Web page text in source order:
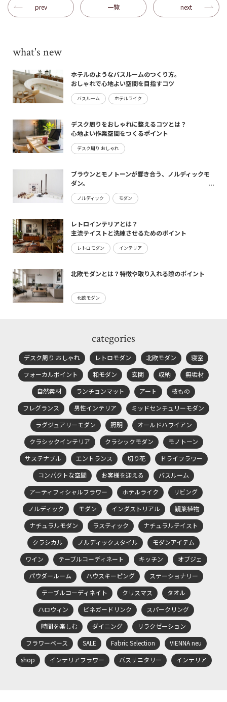
prev next
一覧
what's new
ホテルのようなバスルームのつくり方。
おしゃれで心地よい空間を目指すコツ
バスルーム ホテルライク
デスク周りをおしゃれに整えるコツとは？
心地よい作業空間をつくるポイント
デスク周り おしゃれ
ブラウンとモノトーンが響き合う、ノルディックモ
ダン。
maturite新作のご案内
ノルディック モダン
レトロインテリアとは？
主流テイストと洗練させるためのポイント
レトロモダン インテリア
北欧モダンとは？特徴や取り入れる際のポイント
北欧モダン
categories
デスク周り おしゃれ レトロモダン 北欧モダン
寝室
フォーカルポイント
和モダン 玄関 収納
無垢材
自然素材
ランチョンマット アート
枝もの
フレグランス
男性インテリア
ミッドセンチュリーモダン
ラグジュアリーモダン
照明
オールドハワイアン
クラシックインテリア
クラシックモダン
モノトーン
サステナブル
エントランス 切り花
ドライフラワー
コンパクトな空間
お客様を迎える
バスルーム
アーティフィシャルフラワー
ホテルライク
リビング
ノルディック
モダン インダストリアル
観葉植物
ナチュラルモダン
ラスティック
ナチュラルテイスト
クラシカル
ノルディックスタイル
モダンアイテム
ワイン
テーブルコーディネート キッチン
オブジェ
パウダールーム
ハウスキーピング
ステーショナリー
テーブルコーディネイト
クリスマス
タオル
ハロウィン
ビネガードリンク
スパークリング
時間を楽しむ
ダイニング
リラクゼーション
フラワーベース
SALE Fabric Selection
VIENNA neu
shop
インテリアフラワー バスサニタリー インテリア